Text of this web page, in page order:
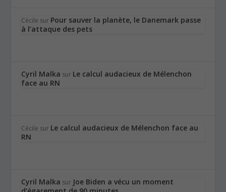
Cécile sur Pour sauver la planète, le Danemark passe
à l’attaque des pets
Cyril Malka sur Le calcul audacieux de Mélenchon
face au RN
Cécile sur Le calcul audacieux de Mélenchon face au
RN
Cyril Malka sur Joe Biden a vécu un moment